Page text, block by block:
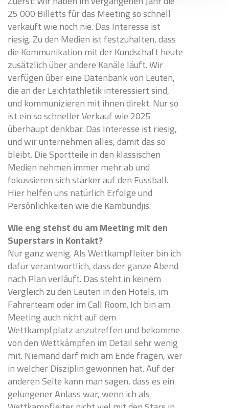
25 000 Billetts für das Meeting so schnell
verkauft wie noch nie. Das Interesse ist
riesig. Zu den Medien ist festzuhalten, dass
die Kommunikation mit der Kundschaft heute
zusätzlich über andere Kanäle läuft. Wir
verfügen über eine Datenbank von Leuten,
die an der Leichtathletik interessiert sind,
und kommunizieren mit ihnen direkt. Nur so
ist ein so schneller Verkauf wie 2025
überhaupt denkbar. Das Interesse ist riesig,
und wir unternehmen alles, damit das so
bleibt. Die Sportteile in den klassischen
Medien nehmen immer mehr ab und
fokussieren sich stärker auf den Fussball.
Hier helfen uns natürlich Erfolge und
Persönlichkeiten wie die Kambundjis.
Wie eng stehst du am Meeting mit den
Superstars in Kontakt?
Nur ganz wenig. Als Wettkampfleiter bin ich
dafür verantwortlich, dass der ganze Abend
nach Plan verläuft. Das steht in keinem
Vergleich zu den Leuten in den Hotels, im
Fahrerteam oder im Call Room. Ich bin am
Meeting auch nicht auf dem
Wettkampfplatz anzutreffen und bekomme
von den Wettkämpfen im Detail sehr wenig
mit. Niemand darf mich am Ende fragen, wer
in welcher Disziplin gewonnen hat. Auf der
anderen Seite kann man sagen, dass es ein
gelungener Anlass war, wenn ich als